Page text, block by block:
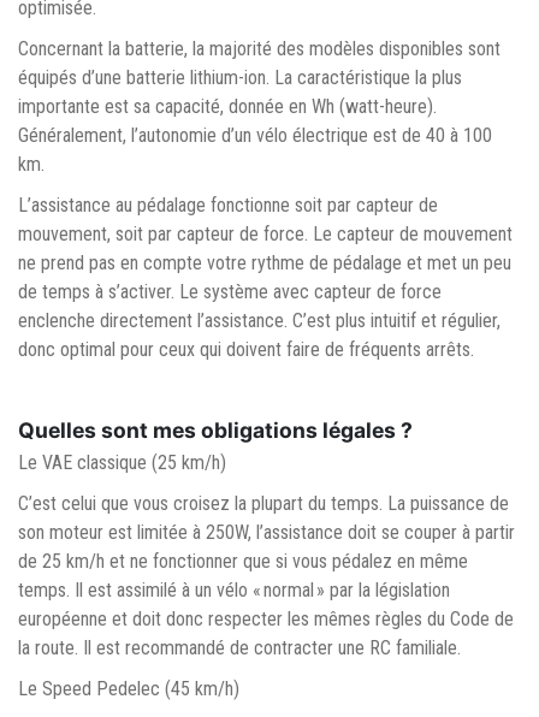
optimisée.
Concernant la batterie, la majorité des modèles disponibles sont
équipés d’une batterie lithium-ion. La caractéristique la plus
importante est sa capacité, donnée en Wh (watt-heure).
Généralement, l’autonomie d’un vélo électrique est de 40 à 100
km.
L’assistance au pédalage fonctionne soit par capteur de
mouvement, soit par capteur de force. Le capteur de mouvement
ne prend pas en compte votre rythme de pédalage et met un peu
de temps à s’activer. Le système avec capteur de force
enclenche directement l’assistance. C’est plus intuitif et régulier,
donc optimal pour ceux qui doivent faire de fréquents arrêts.
Quelles sont mes obligations légales ?
Le VAE classique (25 km/h)
C’est celui que vous croisez la plupart du temps. La puissance de
son moteur est limitée à 250W, l’assistance doit se couper à partir
de 25 km/h et ne fonctionner que si vous pédalez en même
temps. Il est assimilé à un vélo « normal » par la législation
européenne et doit donc respecter les mêmes règles du Code de
la route. Il est recommandé de contracter une RC familiale.
Le Speed Pedelec (45 km/h)